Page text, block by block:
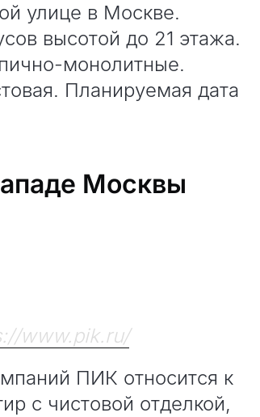
улице в Москве.
высотой до 21 этажа.
монолитные.
Планируемая дата
Москвы
www.pik.ru/
ПИК относится к
с чистовой отделкой,